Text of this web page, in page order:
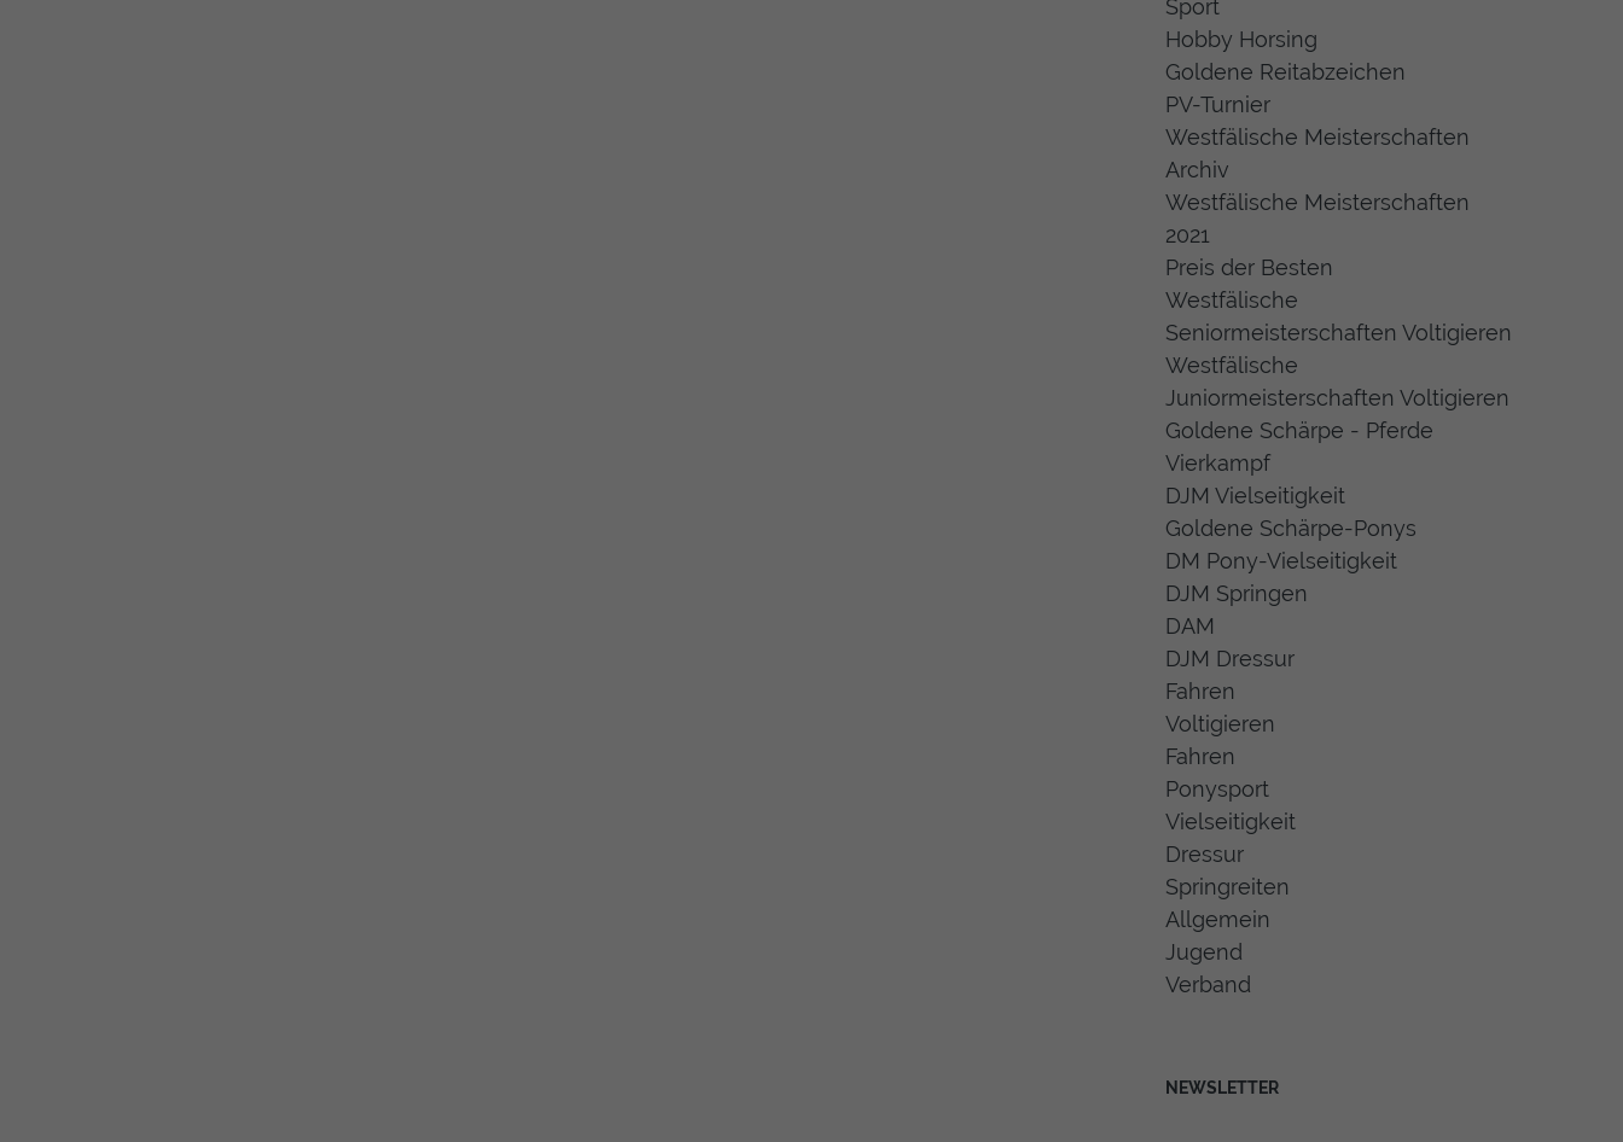
Sport
Hobby Horsing
Goldene Reitabzeichen
PV-Turnier
Westfälische Meisterschaften
Archiv
Westfälische Meisterschaften
2021
Preis der Besten
Westfälische
Seniormeisterschaften Voltigieren
Westfälische
Juniormeisterschaften Voltigieren
Goldene Schärpe - Pferde
Vierkampf
DJM Vielseitigkeit
Goldene Schärpe-Ponys
DM Pony-Vielseitigkeit
DJM Springen
DAM
DJM Dressur
Fahren
Voltigieren
Fahren
Ponysport
Vielseitigkeit
Dressur
Springreiten
Allgemein
Jugend
Verband
NEWSLETTER